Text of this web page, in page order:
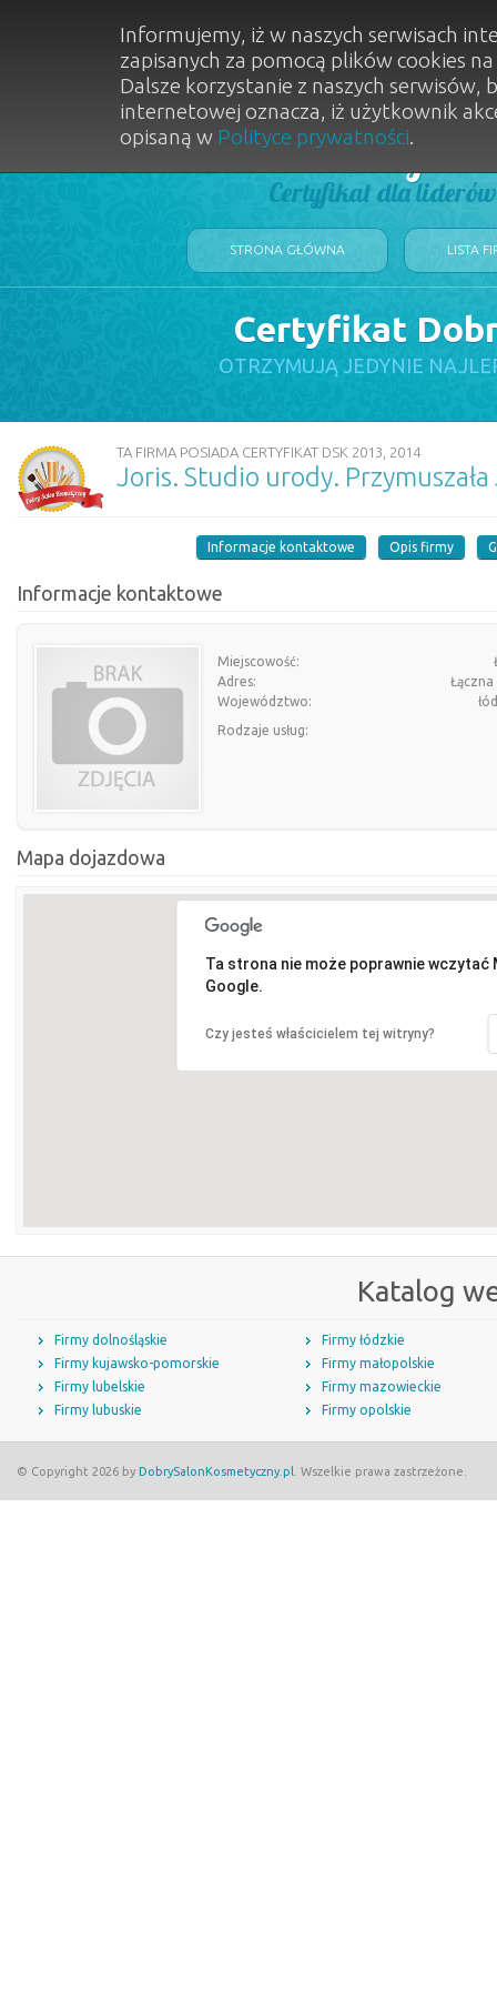
Dobry
Certyfikat dla
STRONA GŁÓWNA LISTA
Certyfikat
OTRZYMUJĄ JEDYNIE
TA FIRMA POSIADA CERTYFIKAT DSK 2013, 2014
Joris. Studio urody. Przymuszała
Informacje kontaktowe Opis firmy
Informacje kontaktowe
Miejscowość:
Adres:
Łączna
Województwo:
Rodzaje usług:
Mapa dojazdowa
Ta strona nie może poprawnie wczytać
Google.
Czy jesteś właścicielem tej witryny?
Katalog
Firmy dolnośląskie
Firmy kujawsko-pomorskie
Firmy lubelskie
Firmy lubuskie
Firmy łódzkie
Firmy małopolskie
Firmy mazowieckie
Firmy opolskie
© Copyright 2026 by DobrySalonKosmetyczny.pl . Wszelkie prawa zastrzeżone.
Informujemy, iż w naszych serwisach
zapisanych za pomocą plików cookies
Dalsze korzystanie z naszych
internetowej oznacza, iż użytkownik
opisaną w Polityce prywatności.